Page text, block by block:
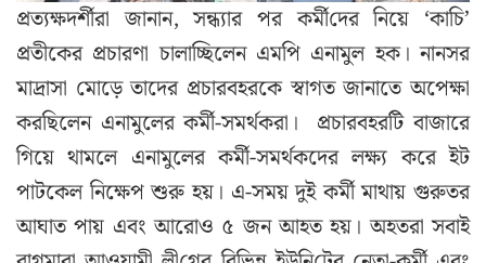
প্রত্যক্ষদর্শীরা জানান, সন্ধ‌্যার পর কর্মী‌দের নিয়ে ‘কাচি’
প্রতীকের প্রচারণা চালাচ্ছিলেন এমপি এনামুল হক। নানসর
মাদ্রাসা মোড়ে তাদের প্রচারবহরকে স্বাগত জানাতে অপেক্ষা
করছিলেন এনামুলের কর্মী-সমর্থকরা। প্রচারবহরটি বাজারে
গিয়ে থামলে এনামুলের কর্মী-সমর্থকদের লক্ষ্য করে ইট
পাটকেল নিক্ষেপ শুরু হয়। এ-সময় দুই কর্মী মাথায় গুরুতর
আঘাত পায় এবং আরোও ৫ জন আহত হয়। অহতরা সবাই